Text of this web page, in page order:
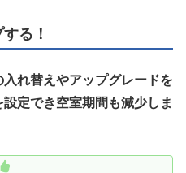
る！
れ替えやアップグレードを
定でき空室期間も減少しま